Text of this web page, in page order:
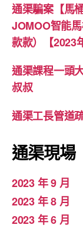
通渠騙案【馬
JOMOO智能
款款）【2023
通渠課程一頭
叔叔
通渠工長管道
通渠現場
2023 年 9 月
2023 年 8 月
2023 年 6 月